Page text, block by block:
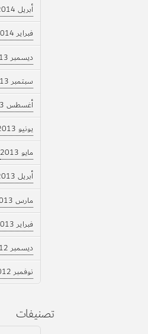
أبريل 2014
فبراير 2014
ديسمبر 2013
سبتمبر 2013
أغسطس 2013
يونيو 2013
مايو 2013
أبريل 2013
مارس 2013
فبراير 2013
ديسمبر 2012
نوفمبر 2012
تصنيفات